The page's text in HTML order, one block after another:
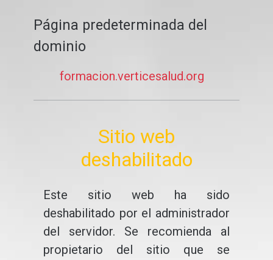
Página predeterminada del
dominio
formacion.verticesalud.org
Sitio web
deshabilitado
Este sitio web ha sido
deshabilitado por el administrador
del servidor. Se recomienda al
propietario del sitio que se